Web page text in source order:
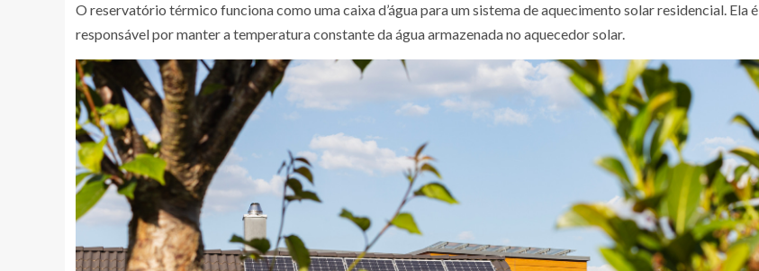
O reservatório térmico funciona como uma caixa d’água para um sistema de aquecimento solar residencial. Ela é
responsável por manter a temperatura constante da água armazenada no aquecedor solar.